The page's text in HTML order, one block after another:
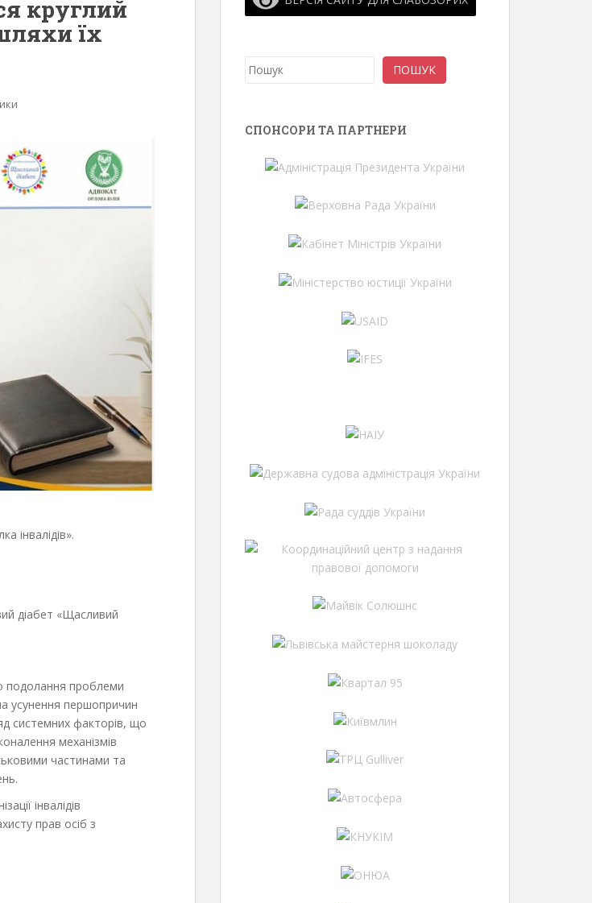
круглий
їх
інвалідів».
діабет «Щасливий
подолання проблеми
усунення першопричин
системних факторів, що
механізмів
частинами та
інвалідів
прав осіб з
Пошук ПОШУК
СПОНСОРИ ТА ПАРТНЕРИ